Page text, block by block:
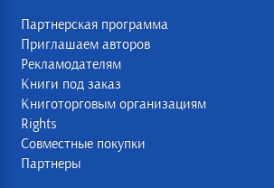
Партнерская программа
Приглашаем авторов
Рекламодателям
Книги под заказ
Книготорговым организациям
Rights
Совместные покупки
Партнеры